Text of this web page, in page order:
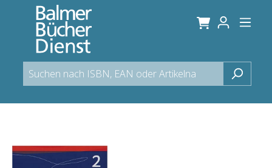
springen
Bildergalerie überspringen